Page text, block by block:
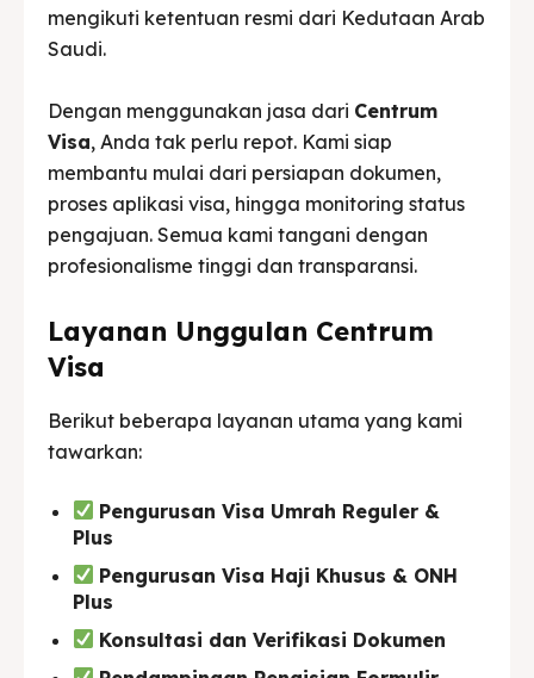
mengikuti ketentuan resmi dari Kedutaan Arab
Saudi.
Dengan menggunakan jasa dari Centrum
Visa, Anda tak perlu repot. Kami siap
membantu mulai dari persiapan dokumen,
proses aplikasi visa, hingga monitoring status
pengajuan. Semua kami tangani dengan
profesionalisme tinggi dan transparansi.
Layanan Unggulan Centrum
Visa
Berikut beberapa layanan utama yang kami
tawarkan:
Pengurusan Visa Umrah Reguler &
Plus
Pengurusan Visa Haji Khusus & ONH
Plus
Konsultasi dan Verifikasi Dokumen